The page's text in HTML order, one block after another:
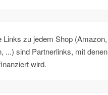
Links zu jedem Shop (Amazon,
...) sind Partnerlinks, mit denen
wird.